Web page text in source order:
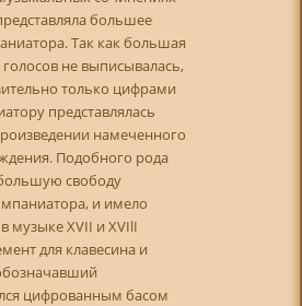
большее
Так как большая
не выписывалась,
только цифрами
представлялась
намеченного
Подобного рода
свободу
и имело
музыке XVII и XVIlI
для клавесина и
цифрованным басом